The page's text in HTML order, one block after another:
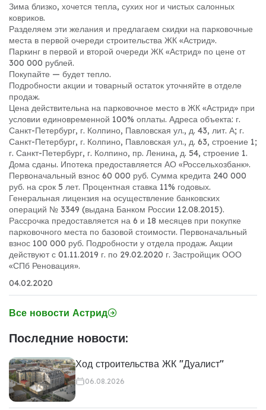
Зима близко, хочется тепла, сухих ног и чистых салонных
ковриков.
Разделяем эти желания и предлагаем скидки на парковочные
места в первой очереди строительства ЖК «Астрид».
Паркинг в первой и второй очереди ЖК «Астрид» по цене от
300 000 рублей.
Покупайте — будет тепло.
Подробности акции и товарный остаток уточняйте в отделе
продаж.
Цена действительна на парковочное место в ЖК «Астрид» при
условии единовременной 100% оплаты. Адреса объекта: г.
Санкт-Петербург, г. Колпино, Павловская ул., д. 43, лит. А; г.
Санкт-Петербург, г. Колпино, Павловская ул., д. 63, строение 1;
г. Санкт-Петербург, г. Колпино, пр. Ленина, д. 54, строение 1.
Дома сданы. Ипотека предоставляется АО «Россельхозбанк».
Первоначальный взнос 60 000 руб. Сумма кредита 240 000
руб. на срок 5 лет. Процентная ставка 11% годовых.
Генеральная лицензия на осуществление банковских
операций № 3349 (выдана Банком России 12.08.2015).
Рассрочка предоставляется на 6 и 18 месяцев при покупке
парковочного места по базовой стоимости. Первоначальный
взнос 100 000 руб. Подробности у отдела продаж. Акции
действуют с 01.11.2019 г. по 29.02.2020 г. Застройщик ООО
«СПб Реновация».
04.02.2020
Все новости Астрид
Последние новости:
Ход строительства ЖК "Дуалист"
06.08.2026